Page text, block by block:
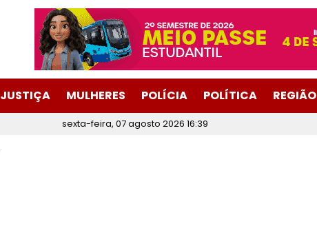
JUSTIÇA MULHERES POLÍCIA POLÍTICA REGIÃO
sexta-feira, 07 agosto 2026 16:39